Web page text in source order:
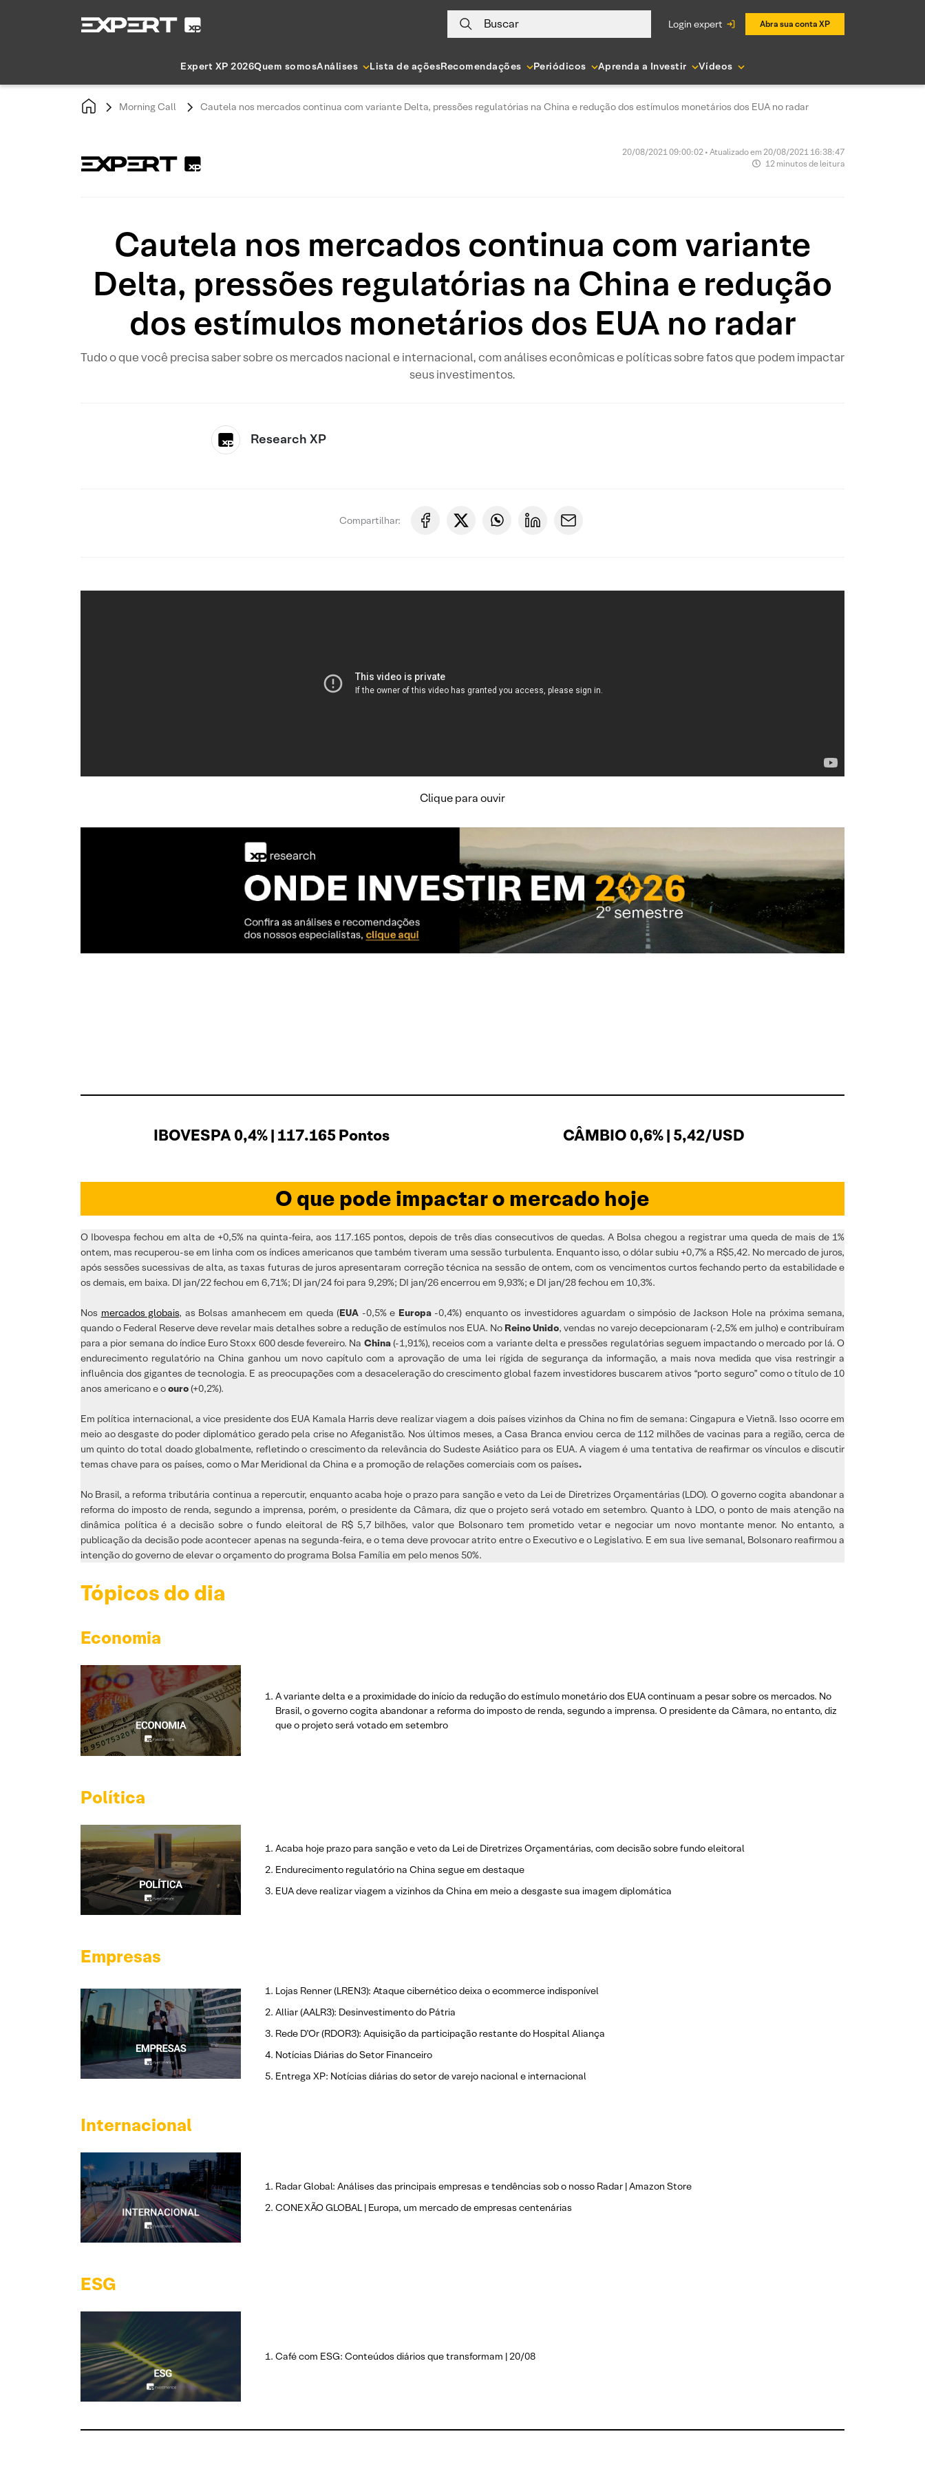
Buscar login expert Abra sua conta XP
Expert XP 2026Quem somosAnálises Lista de açõesRecomendações Periódicos Aprenda a Investir Vídeos
Morning Call Cautela nos mercados continua com variante Delta, pressões regulatórias na China e redução dos estímulos monetários dos EUA no radar
20/08/2021 09:00:02 • Atualizado em 20/08/2021 16:38:47
12 minutos de leitura
Cautela nos mercados continua com variante
Delta, pressões regulatórias na China e redução
dos estímulos monetários dos EUA no radar
Tudo o que você precisa saber sobre os mercados nacional e internacional, com análises econômicas e políticas sobre fatos que podem impactar
seus investimentos.
Research XP
Compartilhar:
Clique para ouvir
IBOVESPA 0,4% | 117.165 Pontos CÂMBIO 0,6% | 5,42/USD
O que pode impactar o mercado hoje
O Ibovespa fechou em alta de +0,5% na quinta-feira, aos 117.165 pontos, depois de três dias consecutivos de quedas. A Bolsa chegou a registrar uma queda de mais de 1%
ontem, mas recuperou-se em linha com os índices americanos que também tiveram uma sessão turbulenta. Enquanto isso, o dólar subiu +0,7% a R$5,42. No mercado de juros,
após sessões sucessivas de alta, as taxas futuras de juros apresentaram correção técnica na sessão de ontem, com os vencimentos curtos fechando perto da estabilidade e
os demais, em baixa. DI jan/22 fechou em 6,71%; DI jan/24 foi para 9,29%; DI jan/26 encerrou em 9,93%; e DI jan/28 fechou em 10,3%.
Nos mercados globais, as Bolsas amanhecem em queda (EUA -0,5% e Europa -0,4%) enquanto os investidores aguardam o simpósio de Jackson Hole na próxima semana,
quando o Federal Reserve deve revelar mais detalhes sobre a redução de estímulos nos EUA. No Reino Unido, vendas no varejo decepcionaram (-2,5% em julho) e contribuíram
para a pior semana do índice Euro Stoxx 600 desde fevereiro. Na China(-1,91%), receios com a variante delta e pressões regulatórias seguem impactando o mercado por lá. O
endurecimento regulatório na China ganhou um novo capítulo com a aprovação de uma lei rígida de segurança da informação, a mais nova medida que visa restringir a
influência dos gigantes de tecnologia. E as preocupações com a desaceleração do crescimento global fazem investidores buscarem ativos “porto seguro” como o título de 10
anos americano e oouro(+0,2%).
Em política internacional, a vice presidente dos EUA Kamala Harris deve realizar viagem a dois países vizinhos da China no fim de semana: Cingapura e Vietnã. Isso ocorre em
meio ao desgaste do poder diplomático gerado pela crise no Afeganistão. Nos últimos meses, a Casa Branca enviou cerca de 112 milhões de vacinas para a região, cerca de
um quinto do total doado globalmente, refletindo o crescimento da relevância do Sudeste Asiático para os EUA. A viagem é uma tentativa de reafirmar os vínculos e discutir
temas chave para os países, como o Mar Meridional da China e a promoção de relações comerciais com os países.
No Brasil, a reforma tributária continua a repercutir, enquanto acaba hoje o prazo para sanção e veto da Lei de Diretrizes Orçamentárias (LDO). O governo cogita abandonar a
reforma do imposto de renda, segundo a imprensa, porém, o presidente da Câmara, diz que o projeto será votado em setembro. Quanto à LDO, o ponto de mais atenção na
dinâmica política é a decisão sobre o fundo eleitoral de R$ 5,7 bilhões, valor que Bolsonaro tem prometido vetar e negociar um novo montante menor. No entanto, a
publicação da decisão pode acontecer apenas na segunda-feira, e o tema deve provocar atrito entre o Executivo e o Legislativo. E em sua live semanal, Bolsonaro reafirmou a
intenção do governo de elevar o orçamento do programa Bolsa Família em pelo menos 50%.
Tópicos do dia
Economia
A variante delta e a proximidade do início da redução do estímulo monetário dos EUA continuam a pesar sobre os mercados. No
Brasil, o governo cogita abandonar a reforma do imposto de renda, segundo a imprensa. O presidente da Câmara, no entanto, diz
que o projeto será votado em setembro
Política
Acaba hoje prazo para sanção e veto da Lei de Diretrizes Orçamentárias, com decisão sobre fundo eleitoral
Endurecimento regulatório na China segue em destaque
EUA deve realizar viagem a vizinhos da China em meio a desgaste sua imagem diplomática
Empresas
Lojas Renner (LREN3): Ataque cibernético deixa o ecommerce indisponível
Alliar (AALR3): Desinvestimento do Pátria
Rede D’Or (RDOR3): Aquisição da participação restante do Hospital Aliança
Notícias Diárias do Setor Financeiro
Entrega XP: Notícias diárias do setor de varejo nacional e internacional
Internacional
Radar Global: Análises das principais empresas e tendências sob o nosso Radar | Amazon Store
CONEXÃO GLOBAL | Europa, um mercado de empresas centenárias
ESG
Café com ESG: Conteúdos diários que transformam | 20/08